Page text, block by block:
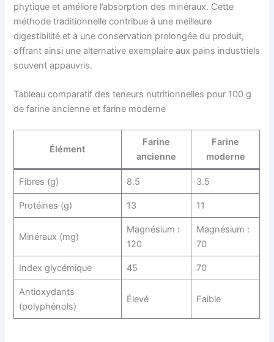
phytique et améliore l’absorption des minéraux. Cette
méthode traditionnelle contribue à une meilleure
digestibilité et à une conservation prolongée du produit,
offrant ainsi une alternative exemplaire aux pains industriels
souvent appauvris.
Tableau comparatif des teneurs nutritionnelles pour 100 g
de farine ancienne et farine moderne
Élément
Farine
ancienne
Farine
moderne
Fibres (g) 8.5 3.5
Protéines (g) 13 11
Minéraux (mg)
Magnésium :
120
Magnésium :
70
Index glycémique 45 70
Antioxydants
(polyphénols)
Élevé Faible